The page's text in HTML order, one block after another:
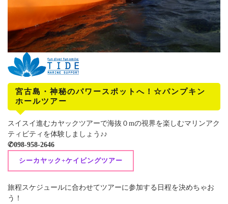
宮古島・神秘のパワースポットへ！☆パンプキン
ホールツアー
スイスイ進むカヤックツアーで海抜０mの視界を楽しむマリンアク
ティビティを体験しましょう♪♪
✆098-958-2646
シーカヤック+ケイビングツアー
旅程スケジュールに合わせてツアーに参加する日程を決めちゃお
う！